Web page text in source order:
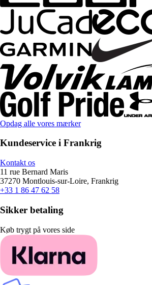
Opdag alle vores mærker
Kundeservice i Frankrig
Kontakt os
11 rue Bernard Maris
37270 Montlouis-sur-Loire, Frankrig
+33 1 86 47 62 58
Sikker betaling
Køb trygt på vores side